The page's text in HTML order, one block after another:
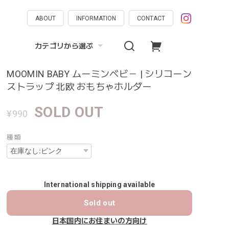
ABOUT INFORMATION CONTACT
カテゴリから選ぶ
MOOMIN BABY ムーミンべビ－ | シリコーン
ストラップ 北欧 おもちゃホルダー
¥990 SOLD OUT
種類
International shipping available
Sold out
日本国内にお住まいの方向け